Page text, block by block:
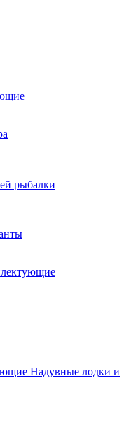
рыбалки
Надувные лодки и